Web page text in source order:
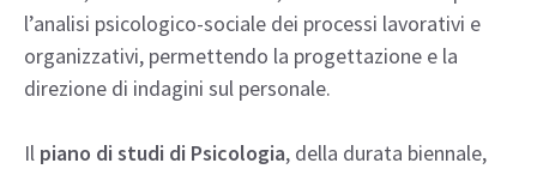
l’analisi psicologico-sociale dei processi lavorativi e
organizzativi, permettendo la progettazione e la
direzione di indagini sul personale.
Il piano di studi di Psicologia, della durata biennale,